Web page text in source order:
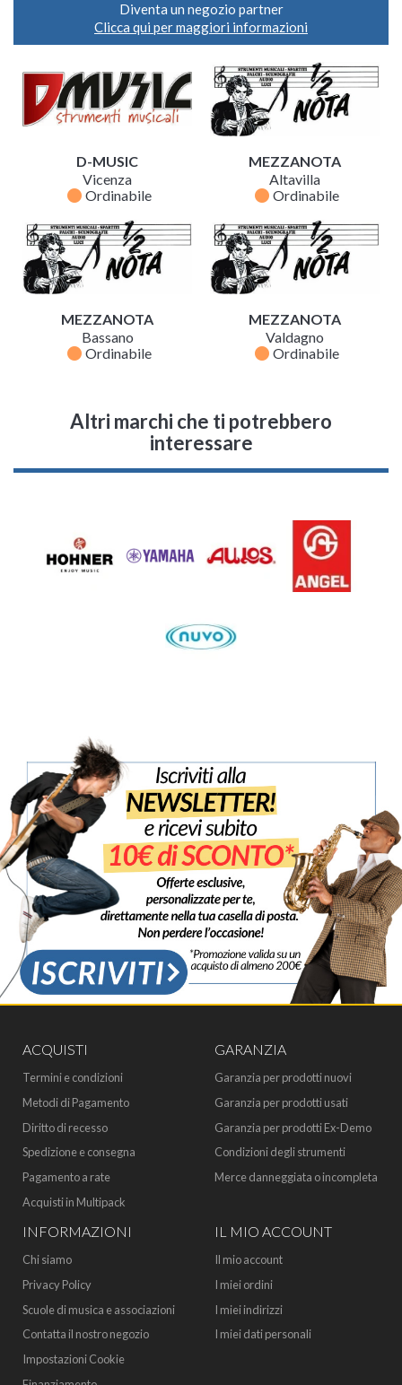
Diventa un negozio partner
Clicca qui per maggiori informazioni
D-MUSIC
Vicenza
fiber_manual_record Ordinabile
MEZZANOTA
Altavilla
fiber_manual_record Ordinabile
MEZZANOTA
Bassano
fiber_manual_record Ordinabile
MEZZANOTA
Valdagno
fiber_manual_record Ordinabile
Altri marchi che ti potrebbero
interessare
ACQUISTI
Termini e condizioni
Metodi di Pagamento
Diritto di recesso
Spedizione e consegna
Pagamento a rate
Acquisti in Multipack
GARANZIA
Garanzia per prodotti nuovi
Garanzia per prodotti usati
Garanzia per prodotti Ex-Demo
Condizioni degli strumenti
Merce danneggiata o incompleta
INFORMAZIONI
Chi siamo
Privacy Policy
Scuole di musica e associazioni
Contatta il nostro negozio
Impostazioni Cookie
IL MIO ACCOUNT
Il mio account
I miei ordini
I miei indirizzi
I miei dati personali